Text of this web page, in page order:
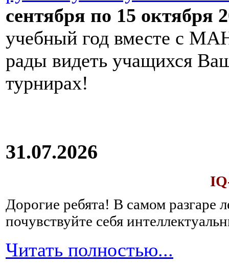
сентября по 15 октября
учебный год вместе с
рады видеть учащихся
турнирах!
31.07.2026
Дорогие ребята! В самом разгаре
почувствуйте себя
Читать полностью...